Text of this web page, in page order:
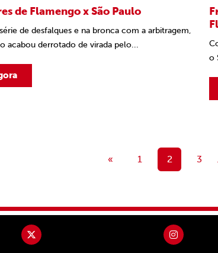
de Flamengo x São Paulo
de desfalques e na bronca com a arbitragem,
acabou derrotado de virada pelo...
o
« 1 2 3